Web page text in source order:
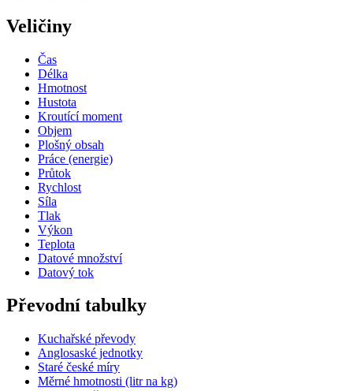
Veličiny
Čas
Délka
Hmotnost
Hustota
Kroutící moment
Objem
Plošný obsah
Práce (energie)
Průtok
Rychlost
Síla
Tlak
Výkon
Teplota
Datové množství
Datový tok
Převodní tabulky
Kuchařské převody
Anglosaské jednotky
Staré české míry
Měrné hmotnosti (litr na kg)